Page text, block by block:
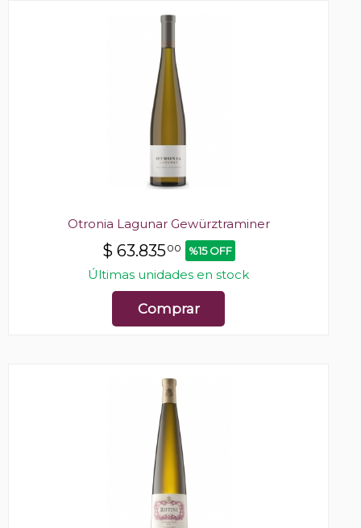
Otronia Lagunar Gewürztraminer
$ 63.83500 %15 OFF
Últimas unidades en stock
Comprar